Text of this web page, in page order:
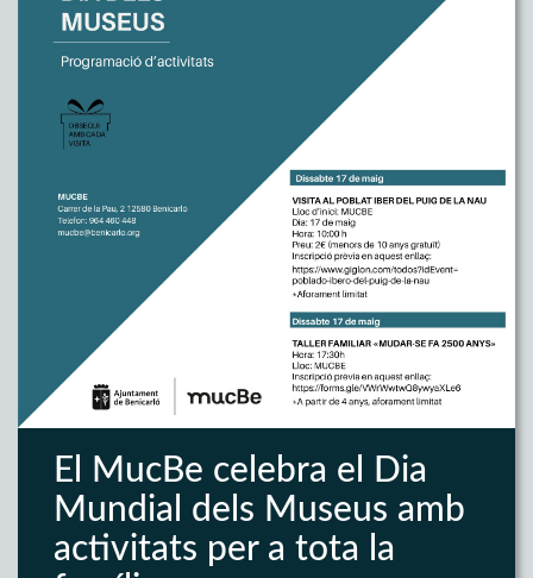
El MucBe celebra el Dia
Mundial dels Museus amb
activitats per a tota la